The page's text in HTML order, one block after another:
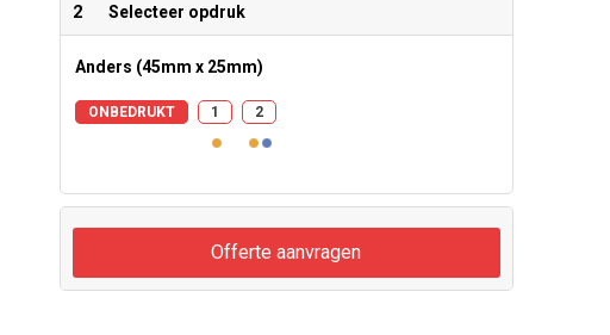
2 Selecteer opdruk
Anders (45mm x 25mm)
ONBEDRUKT 1 2
Offerte aanvragen